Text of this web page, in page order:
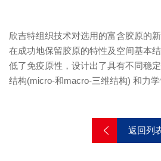
发展历程
联系我们
心脏瓣膜置换 心脏瓣膜修复
产品表现
欣吉特组织技术对选用的富含胶原的
在成功地保留胶原的特性及空间基本
低了免疫原性，设计出了具有不同稳
结构(micro-和macro-三维结构) 和力学
返回列